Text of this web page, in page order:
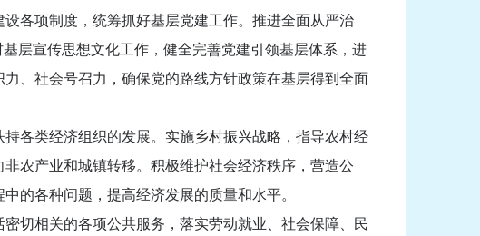
各项制度，统筹抓好基层党建工作。推进全面从严治
层宣传思想文化工作，健全完善党建引领基层体系，进
、社会号召力，确保党的路线方针政策在基层得到全面
各类经济组织的发展。实施乡村振兴战略，指导农村经
农产业和城镇转移。积极维护社会经济秩序，营造公
的各种问题，提高经济发展的质量和水平。
切相关的各项公共服务，落实劳动就业、社会保障、民